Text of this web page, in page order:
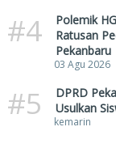
#4
Polemik
Ratusan
Pekanbaru
03 Agu 2026
#5
DPRD
Usulkan
kemarin